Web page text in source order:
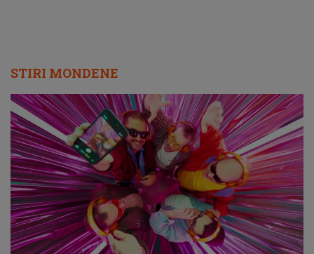
STIRI MONDENE